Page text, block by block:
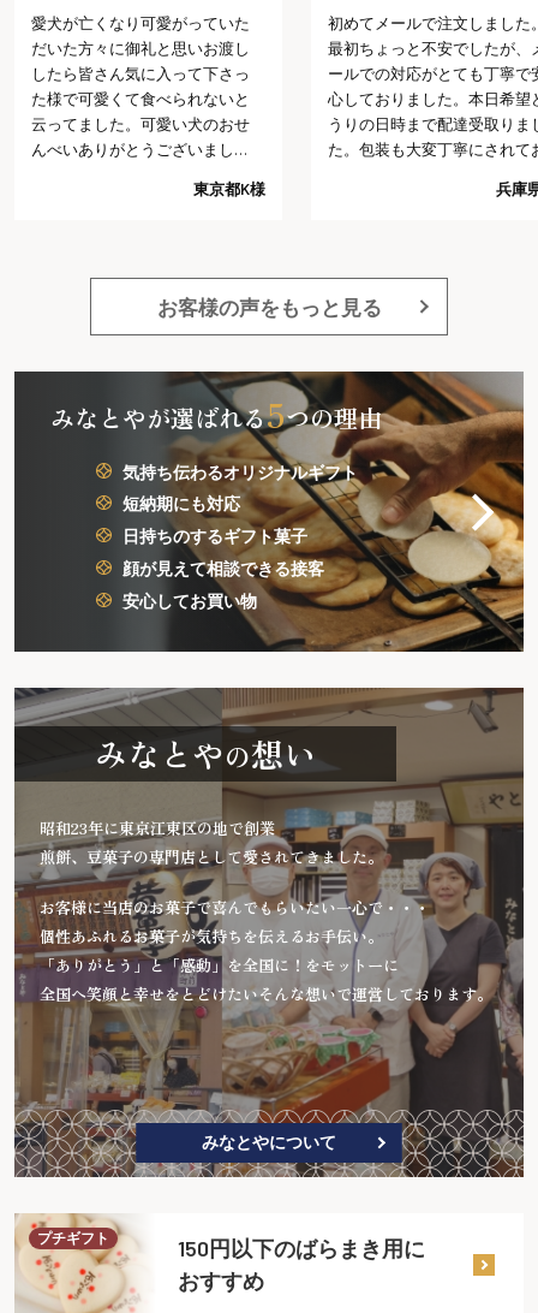
愛犬が亡くなり可愛がっていた
だいた方々に御礼と思いお渡し
したら皆さん気に入って下さっ
た様で可愛くて食べられないと
云ってました。可愛い犬のおせ
んべいありがとうございまし
東京都K様
初めてメールで注文しました
最初ちょっと不安でしたが、
ールでの対応がとても丁寧で
心しておりました。本日希望
うりの日時まで配達受取りま
た。包装も大変丁寧にされて
では、これ以上は望めないだ
兵庫
お客様の声をもっと見る
みなとやが選ばれる5つの理由
気持ち伝わるオリジナルギフト
短納期にも対応
日持ちのするギフト菓子
顔が見えて相談できる接客
安心してお買い物
みなとやの想い
昭和23年に東京江東区の地で創業
煎餅、豆菓子の専門店として愛されてきました。
お客様に当店のお菓子で喜んでもらいたい一心で・・・
個性あふれるお菓子が気持ちを伝えるお手伝い。
「ありがとう」と「感動」を全国に！をモットーに
全国へ笑顔と幸せをとどけたいそんな想いで運営しております。
みなとやについて
プチギフト
150円以下のばらまき用に
おすすめ